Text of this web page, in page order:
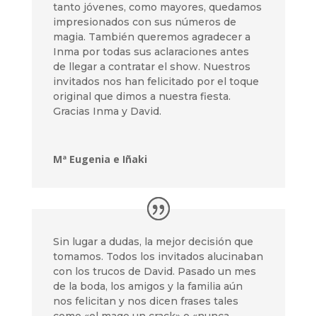
tanto jóvenes, como mayores, quedamos
impresionados con sus números de
magia. También queremos agradecer a
Inma por todas sus aclaraciones antes
de llegar a contratar el show. Nuestros
invitados nos han felicitado por el toque
original que dimos a nuestra fiesta.
Gracias Inma y David.
Mª Eugenia e Iñaki
Sin lugar a dudas, la mejor decisión que
tomamos. Todos los invitados alucinaban
con los trucos de David. Pasado un mes
de la boda, los amigos y la familia aún
nos felicitan y nos dicen frases tales